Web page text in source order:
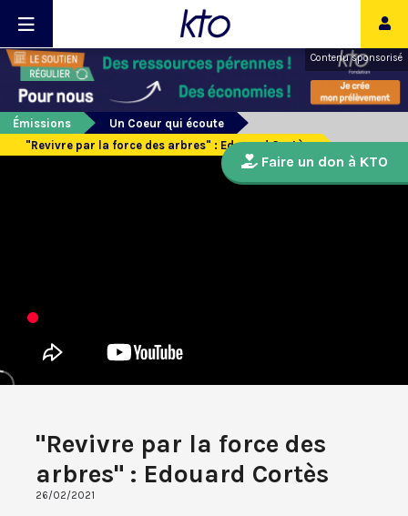
Contenu sponsorisé
Émissions
Un Coeur qui écoute
"Revivre par la force des arbres" : Edouard Cortès
"Revivre par la force des
arbres" : Edouard Cortès
26/02/2021
Faire un don à KTO